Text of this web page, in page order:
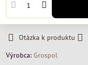
Otázka k produktu
Výrobca: Grospol